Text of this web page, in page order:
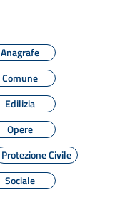
Anagrafe
Comune
Edilizia
Opere
Protezione Civile
Sociale